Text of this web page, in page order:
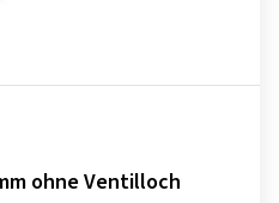
ohne Ventilloch